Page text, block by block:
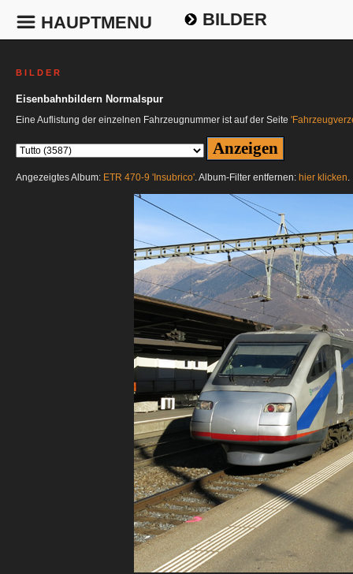
HAUPTMENU BILDER
B I L D E R
Eisenbahnbildern Normalspur
Eine Auflistung der einzelnen Fahrzeugnummer ist auf der Seite
Angezeigtes Album: ETR 470-9 'Insubrico'. Album-Filter entfernen: hier klicken.